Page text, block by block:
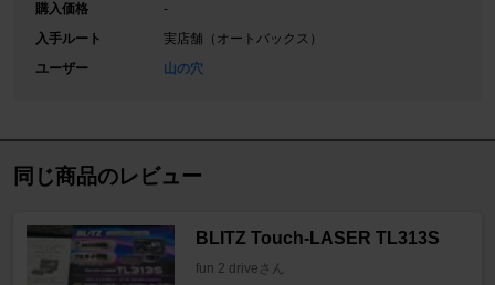
購入価格
-
入手ルート
実店舗（オートバックス）
ユーザー
山の穴
同じ商品のレビュー
BLITZ Touch-LASER TL313S
fun 2 driveさん